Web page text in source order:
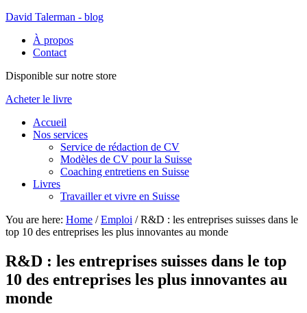
David Talerman - blog
À propos
Contact
Disponible sur notre store
Acheter le livre
Accueil
Nos services
Service de rédaction de CV
Modèles de CV pour la Suisse
Coaching entretiens en Suisse
Livres
Travailler et vivre en Suisse
You are here: Home / Emploi /R&D : les entreprises suisses dans le
top 10 des entreprises les plus innovantes au monde
R&D : les entreprises suisses dans le top
10 des entreprises les plus innovantes au
monde